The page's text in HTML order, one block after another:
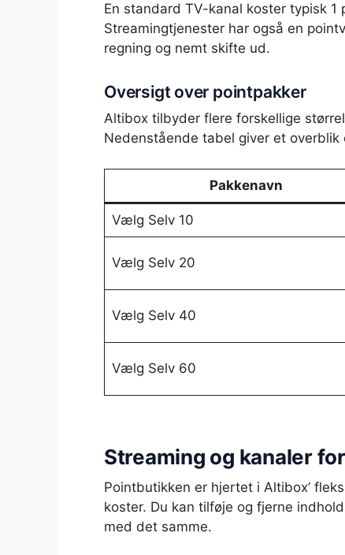
En standard TV-kanal koster typisk
Streamingtjenester har også en
regning og nemt skifte ud.
Oversigt over pointpakker
Altibox tilbyder flere forskellige
Nedenstående tabel giver et overblik
Pakkenavn
Vælg Selv 10
Vælg Selv 20
Vælg Selv 40
Vælg Selv 60
Streaming og kanaler
Pointbutikken er hjertet i Altibox’
koster. Du kan tilføje og fjerne
med det samme.